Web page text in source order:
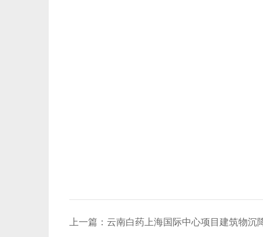
上一篇： 云南白药上海国际中心项目建筑物沉